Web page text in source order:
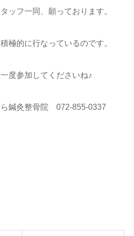
ッフ一同、願っております。
極的に行なっているのです。
度参加してくださいね♪
ら鍼灸整骨院 072-855-0337